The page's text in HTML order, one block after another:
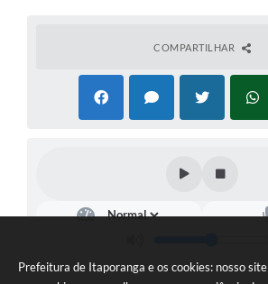
Prefeitura de Itaporanga e os cookies: nosso site
COMPARTILHAR